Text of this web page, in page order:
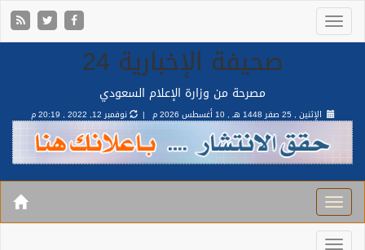
صحيفة الإخبارية 24
مصرحة من وزارة الإعلام السعودي
الإثنين , 25 صفر 1448 هـ , 10 أغسطس 2026 م | نوفمبر 12, 2022 , 20:19 م